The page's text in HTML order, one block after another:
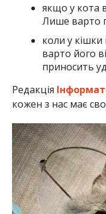
якщо у кота
Лише варто
коли у
варто його
приносить
Редакція
кожен з нас має